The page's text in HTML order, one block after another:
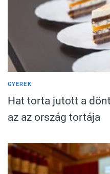
GYEREK
Hat torta jutott a
az az ország tortája